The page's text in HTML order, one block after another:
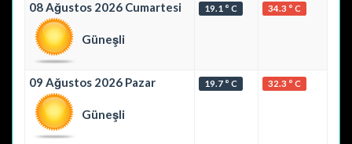
08 Ağustos 2026 Cumartesi
Güneşli
19.1 ° C 34.3 ° C
09 Ağustos 2026 Pazar
Güneşli
19.7 ° C 32.3 ° C